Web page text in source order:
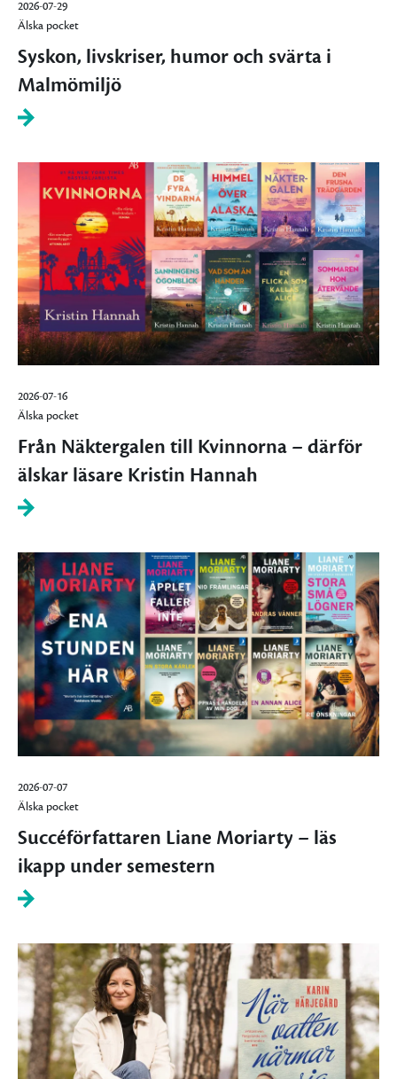
2026-07-29
Älska pocket
Syskon, livskriser, humor och svärta i
Malmömiljö
2026-07-16
Älska pocket
Från Näktergalen till Kvinnorna – därför
älskar läsare Kristin Hannah
2026-07-07
Älska pocket
Succéförfattaren Liane Moriarty – läs
ikapp under semestern